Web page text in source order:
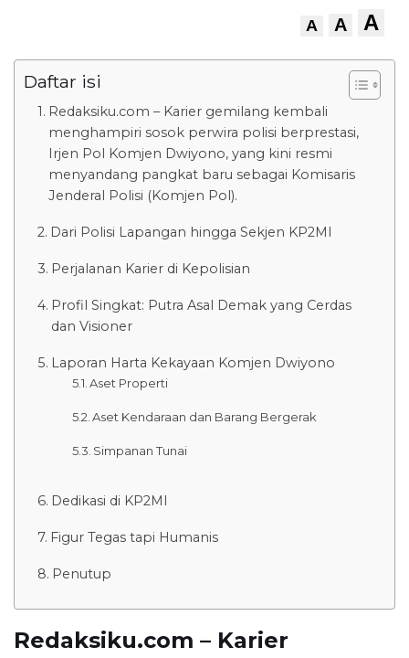
A A A
Daftar isi
Redaksiku.com – Karier gemilang kembali
menghampiri sosok perwira polisi berprestasi,
Irjen Pol Komjen Dwiyono, yang kini resmi
menyandang pangkat baru sebagai Komisaris
Jenderal Polisi (Komjen Pol).
Dari Polisi Lapangan hingga Sekjen KP2MI
Perjalanan Karier di Kepolisian
Profil Singkat: Putra Asal Demak yang Cerdas
dan Visioner
Laporan Harta Kekayaan Komjen Dwiyono
Aset Properti
Aset Kendaraan dan Barang Bergerak
Simpanan Tunai
Dedikasi di KP2MI
Figur Tegas tapi Humanis
Penutup
Redaksiku.com – Karier